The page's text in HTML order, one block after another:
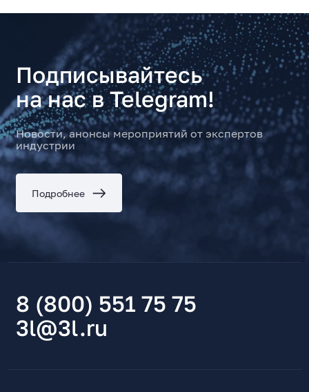
Подписывайтесь
на нас в Telegram!
Новости, анонсы мероприятий от экспертов
индустрии
Подробнее
8 (800) 551 75 75
3l@3l.ru